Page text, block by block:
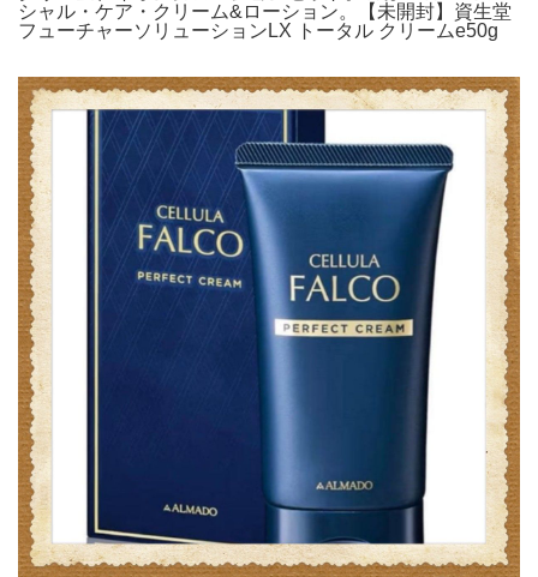
シャル・ケア・クリーム&ローション。【未開封】資生堂
フューチャーソリューションLX トータル クリームe50g